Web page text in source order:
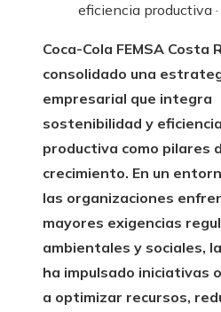
eficiencia productiva
Coca-Cola FEMSA Costa
consolidado una
empresarial que integra
sostenibilidad y eficiencia
productiva como pilares
crecimiento. En un
las organizaciones
mayores exigencias
ambientales y sociales,
ha impulsado iniciativas
a optimizar recursos,